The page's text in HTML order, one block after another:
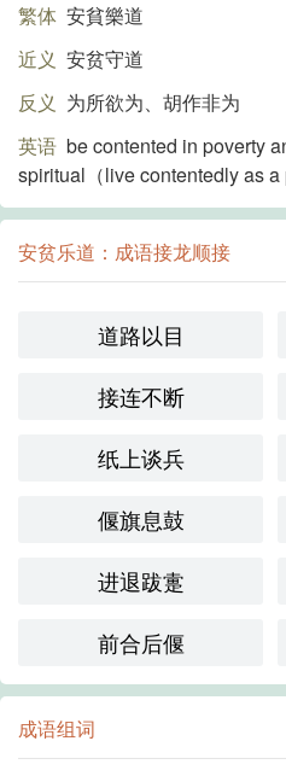
繁体 安貧樂道
近义 安贫守道
反义 为所欲为、胡作非为
英语 be contented in poverty
spiritual（live contentedly as a
安贫乐道：成语接龙顺接
道路以目
接连不断
纸上谈兵
偃旗息鼓
进退跋疐
前合后偃
成语组词